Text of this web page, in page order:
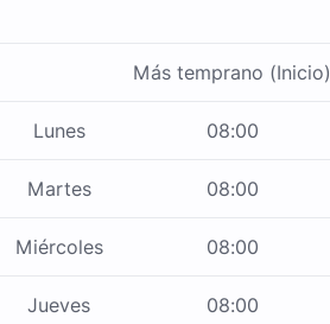
Más temprano (Inicio)
Lunes 08:00
Martes 08:00
Miércoles 08:00
Jueves 08:00